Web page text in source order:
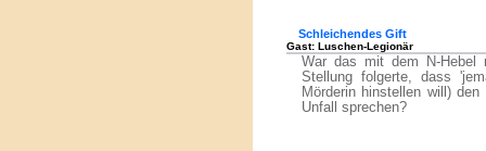
Schleichendes Gift
Gast: Luschen-Legionär
War das mit dem N-Hebel
Stellung folgerte, dass
Mörderin hinstellen will)
Unfall sprechen?